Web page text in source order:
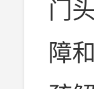
门
障